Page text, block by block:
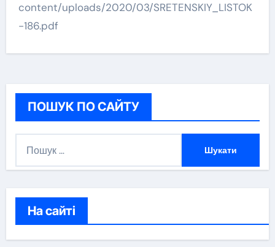
content/uploads/2020/03/SRETENSKIY_LISTOK
-186.pdf
ПОШУК ПО САЙТУ
:
На сайті